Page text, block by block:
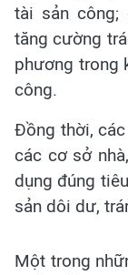
tài sản công;
tăng cường
phương trong
công.
Đồng thời,
các cơ sở
dụng đúng
sản dôi dư,
Một trong